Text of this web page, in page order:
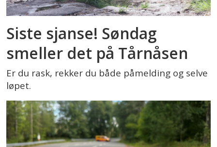
Siste sjanse! Søndag
smeller det på Tårnåsen
Er du rask, rekker du både påmelding og selve
løpet.